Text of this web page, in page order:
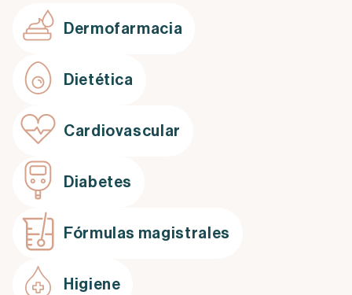
Dermofarmacia
Dietética
Cardiovascular
Diabetes
Fórmulas magistrales
Higiene